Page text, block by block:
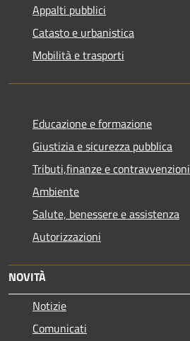
Appalti pubblici
Catasto e urbanistica
Mobilità e trasporti
Educazione e formazione
Giustizia e sicurezza pubblica
Tributi,finanze e contravvenzioni
Ambiente
Salute, benessere e assistenza
Autorizzazioni
NOVITÀ
Notizie
Comunicati